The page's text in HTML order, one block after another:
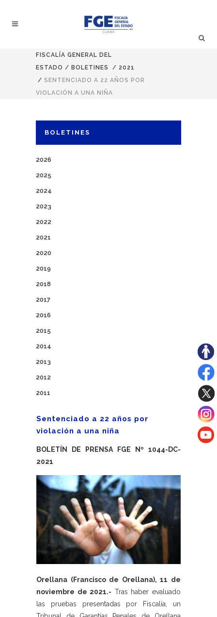
FISCALÍA GENERAL DEL
ESTADO / BOLETINES / 2021
/ SENTENCIADO A 22 AÑOS POR
VIOLACIÓN A UNA NIÑA
BOLETINES
2026
2025
2024
2023
2022
2021
2020
2019
2018
2017
2016
2015
2014
2013
2012
2011
Sentenciado a 22 años por
violación a una niña
BOLETÍN DE PRENSA FGE Nº 1044-DC-
2021
Orellana (Francisco de Orellana), 11 de
noviembre de 2021.- Tras haber evaluado
las pruebas presentadas por Fiscalía, un